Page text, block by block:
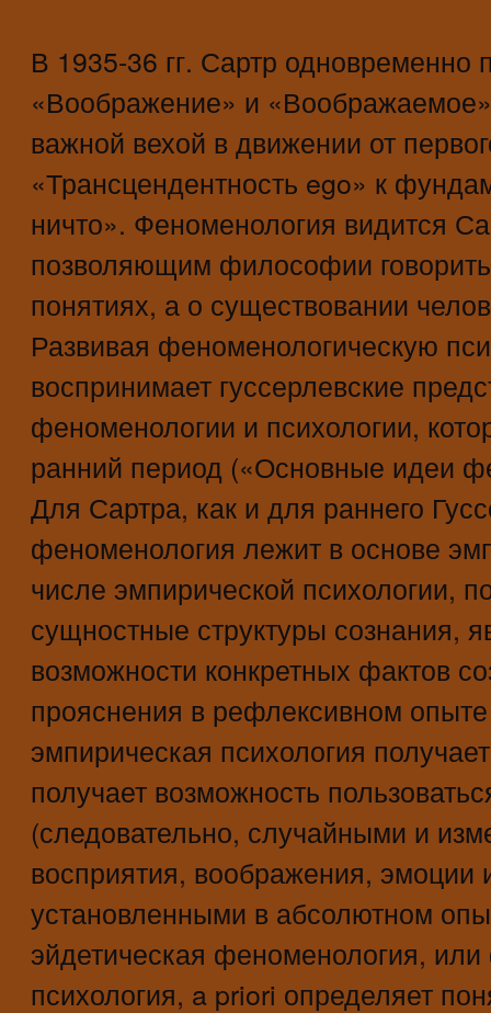
В 1935-36 гг. Сартр одновременно
«Воображение» и
важной вехой в движении от
«Трансцендентность ego» к
ничто». Феноменология видится
позволяющим философии
понятиях, а о существовании
Развивая феноменологическую
воспринимает гуссерлевские
феноменологии и психологии,
ранний период («Основные идеи
Для Сартра, как и для раннего
феноменология лежит в основе
числе эмпирической психологии,
сущностные структуры сознания,
возможности конкретных фактов
прояснения в рефлексивном опыте
эмпирическая психология
получает возможность
(следовательно, случайными и
восприятия, воображения, эмоции
установленными в абсолютном
эйдетическая феноменология,
психология, a priori определяет